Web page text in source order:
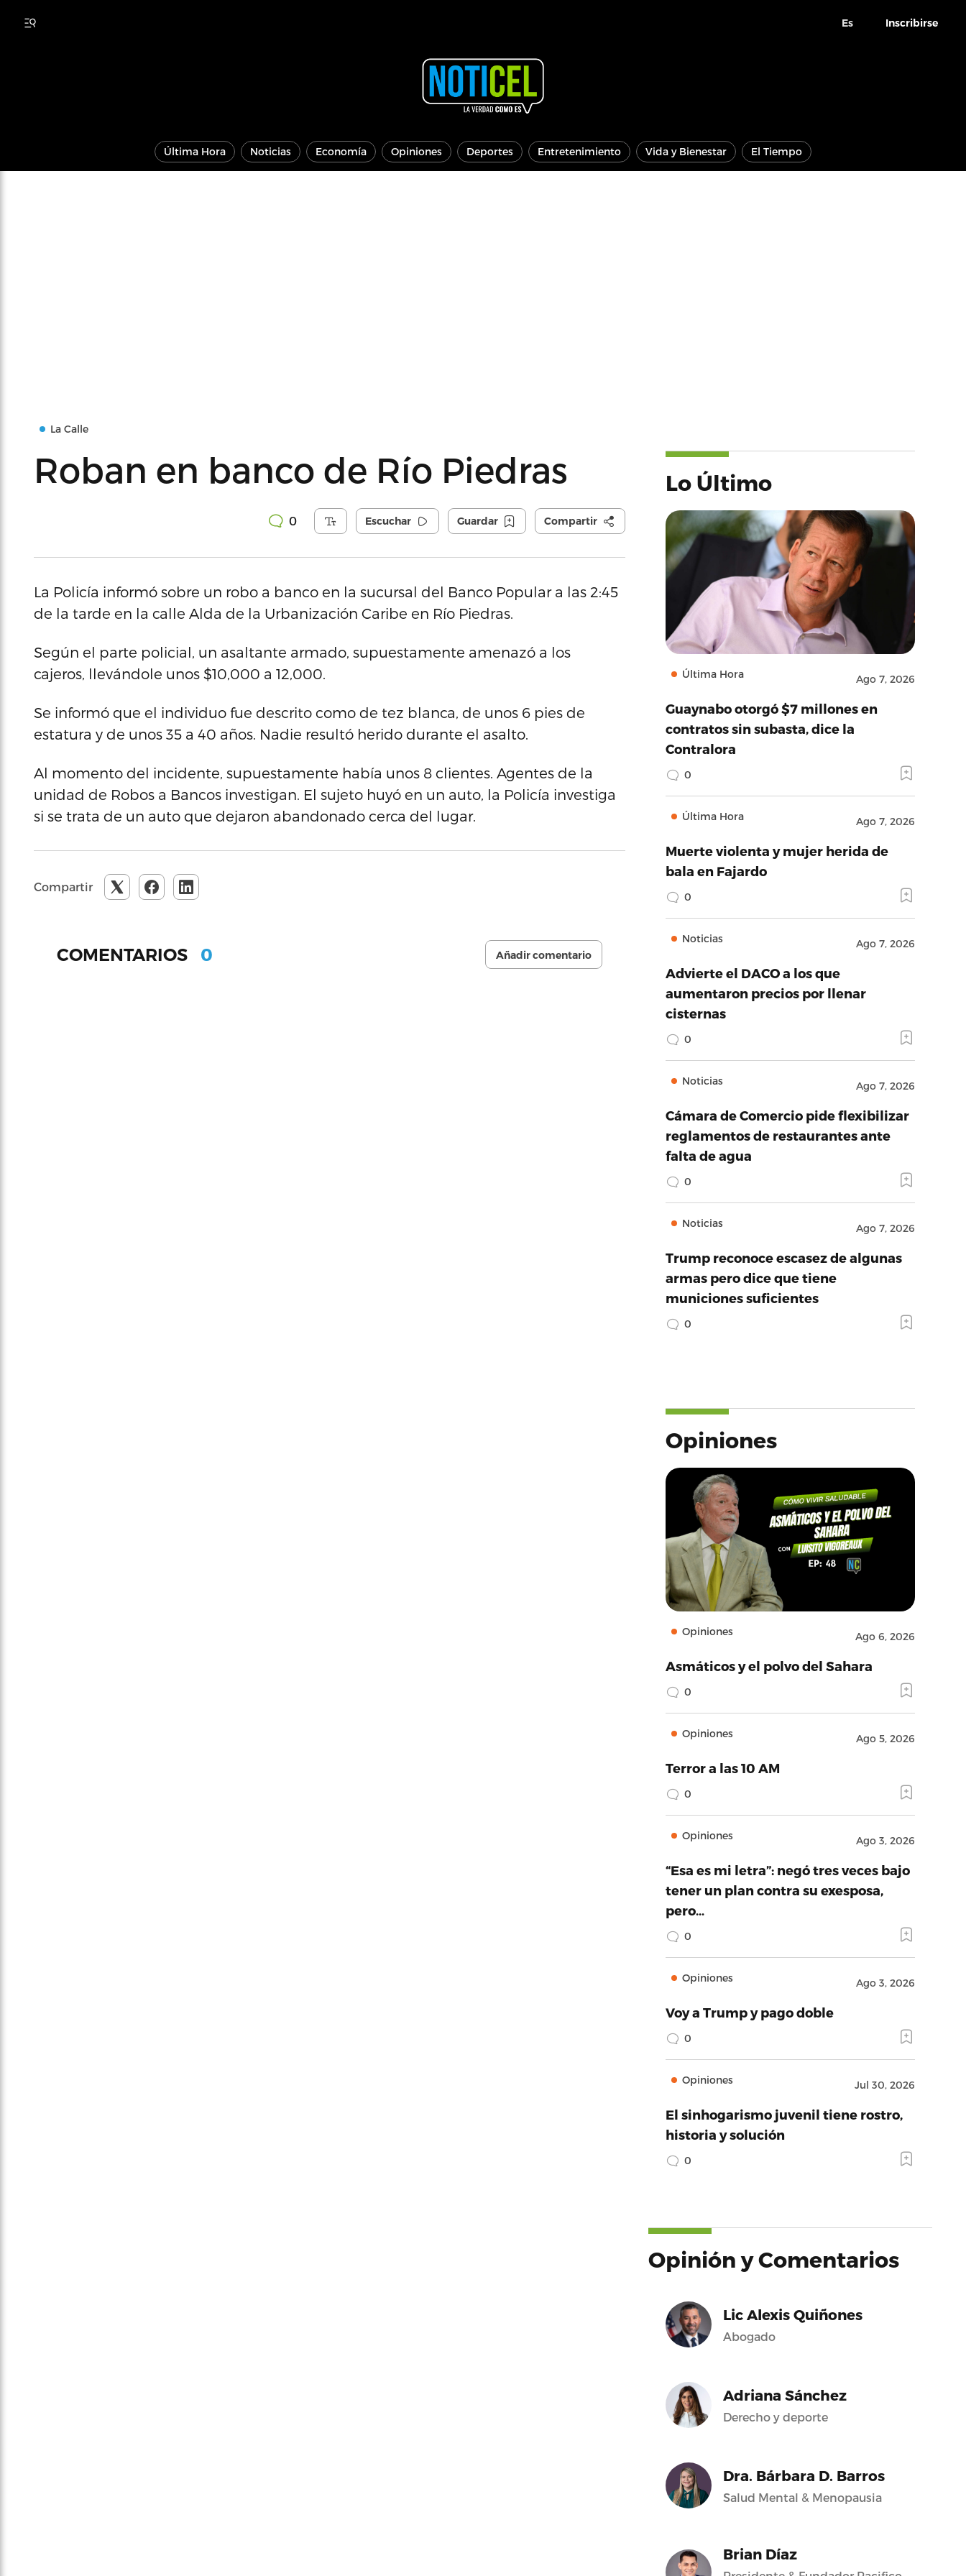
Es Inscribirse
Última Hora Noticias Economía Opiniones Deportes Entretenimiento Vida y Bienestar El Tiempo
La Calle
Roban en banco de Río Piedras
0 Escuchar Guardar Compartir
La Policía informó sobre un robo a banco en la sucursal del Banco Popular a las 2:45
de la tarde en la calle Alda de la Urbanización Caribe en Río Piedras.
Según el parte policial, un asaltante armado, supuestamente amenazó a los
cajeros, llevándole unos $10,000 a 12,000.
Se informó que el individuo fue descrito como de tez blanca, de unos 6 pies de
estatura y de unos 35 a 40 años. Nadie resultó herido durante el asalto.
Al momento del incidente, supuestamente había unos 8 clientes. Agentes de la
unidad de Robos a Bancos investigan. El sujeto huyó en un auto, la Policía investiga
si se trata de un auto que dejaron abandonado cerca del lugar.
Compartir
COMENTARIOS 0 Añadir comentario
Lo Último
Última Hora Ago 7, 2026
Guaynabo otorgó $7 millones en
contratos sin subasta, dice la
Contralora
0
Última Hora Ago 7, 2026
Muerte violenta y mujer herida de
bala en Fajardo
0
Noticias Ago 7, 2026
Advierte el DACO a los que
aumentaron precios por llenar
cisternas
0
Noticias Ago 7, 2026
Cámara de Comercio pide flexibilizar
reglamentos de restaurantes ante
falta de agua
0
Noticias Ago 7, 2026
Trump reconoce escasez de algunas
armas pero dice que tiene
municiones suficientes
0
Opiniones
Opiniones Ago 6, 2026
Asmáticos y el polvo del Sahara
0
Opiniones Ago 5, 2026
Terror a las 10 AM
0
Opiniones Ago 3, 2026
“Esa es mi letra”: negó tres veces bajo
tener un plan contra su exesposa,
pero…
0
Opiniones Ago 3, 2026
Voy a Trump y pago doble
0
Opiniones Jul 30, 2026
El sinhogarismo juvenil tiene rostro,
historia y solución
0
Opinión y Comentarios
Lic Alexis Quiñones
Abogado
Adriana Sánchez
Derecho y deporte
Dra. Bárbara D. Barros
Salud Mental & Menopausia
Brian Díaz